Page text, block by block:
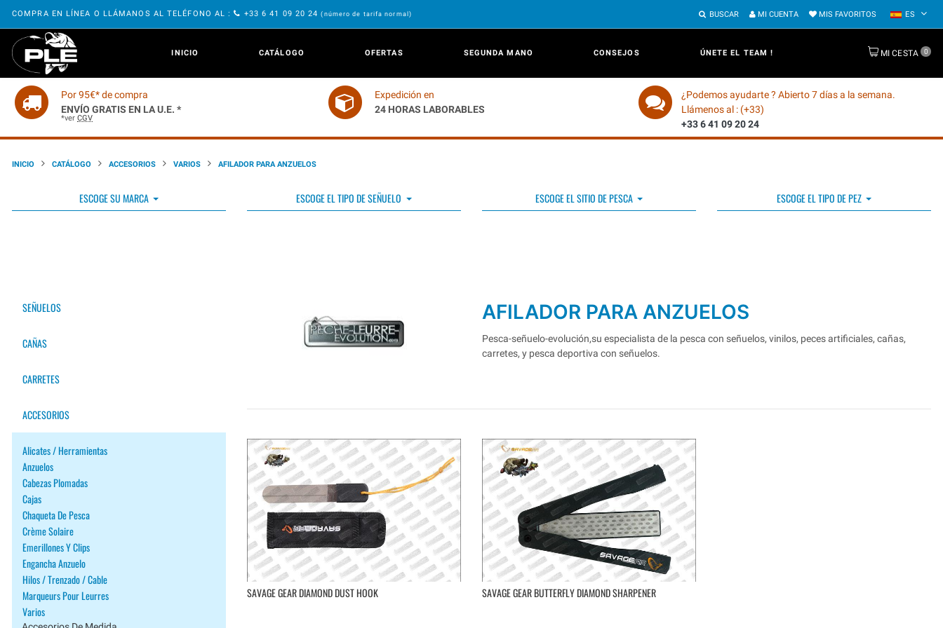
COMPRA EN LÍNEA O LLÁMANOS AL TELÉFONO AL : +33 6 41 09 20 24(número de tarifa normal) BUSCAR MI CUENTA MIS FAVORITOS ES
INICIO CATÁLOGO OFERTAS SEGUNDA MANO CONSEJOS ÚNETE EL TEAM ! MI CESTA 0
Por 95€* de compra
ENVÍO GRATIS EN LA U.E. *
*ver CGV
Expedición en
24 HORAS LABORABLES
¿Podemos ayudarte ? Abierto 7 días a la semana.
Llámenos al : (+33)
+33 6 41 09 20 24
INICIO CATÁLOGO ACCESORIOS VARIOS AFILADOR PARA ANZUELOS
ESCOGE SU MARCA ESCOGE EL TIPO DE SEÑUELO ESCOGE EL SITIO DE PESCA ESCOGE EL TIPO DE PEZ
AFILADOR PARA ANZUELOS
Pesca-señuelo-evolución,su especialista de la pesca con señuelos, vinilos, peces artificiales, cañas,
carretes, y pesca deportiva con señuelos.
SAVAGE GEAR DIAMOND DUST HOOK SAVAGE GEAR BUTTERFLY DIAMOND SHARPENER
SEÑUELOS
CAÑAS
CARRETES
ACCESORIOS
Alicates / Herramientas
Anzuelos
Cabezas Plomadas
Cajas
Chaqueta De Pesca
Crème Solaire
Emerillones Y Clips
Engancha Anzuelo
Hilos / Trenzado / Cable
Marqueurs Pour Leurres
Varios